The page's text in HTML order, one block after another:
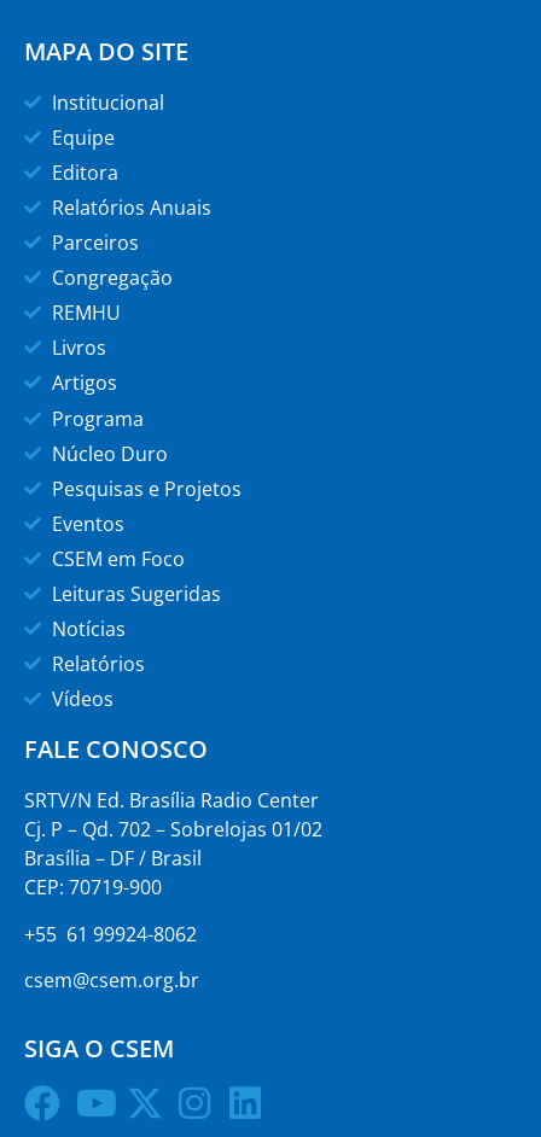
MAPA DO SITE
Institucional
Equipe
Editora
Relatórios Anuais
Parceiros
Congregação
REMHU
Livros
Artigos
Programa
Núcleo Duro
Pesquisas e Projetos
Eventos
CSEM em Foco
Leituras Sugeridas
Notícias
Relatórios
Vídeos
FALE CONOSCO
SRTV/N Ed. Brasília Radio Center
Cj. P – Qd. 702 – Sobrelojas 01/02
Brasília – DF / Brasil
CEP: 70719-900
+55 61 99924-8062
csem@csem.org.br
SIGA O CSEM